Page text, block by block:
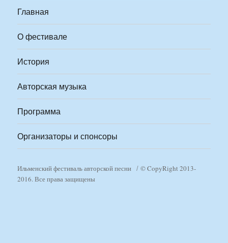
Главная
О фестивале
История
Авторская музыка
Программа
Организаторы и спонсоры
Ильменский фестиваль авторской песни
© CopyRight 2013-
2016. Все права защищены